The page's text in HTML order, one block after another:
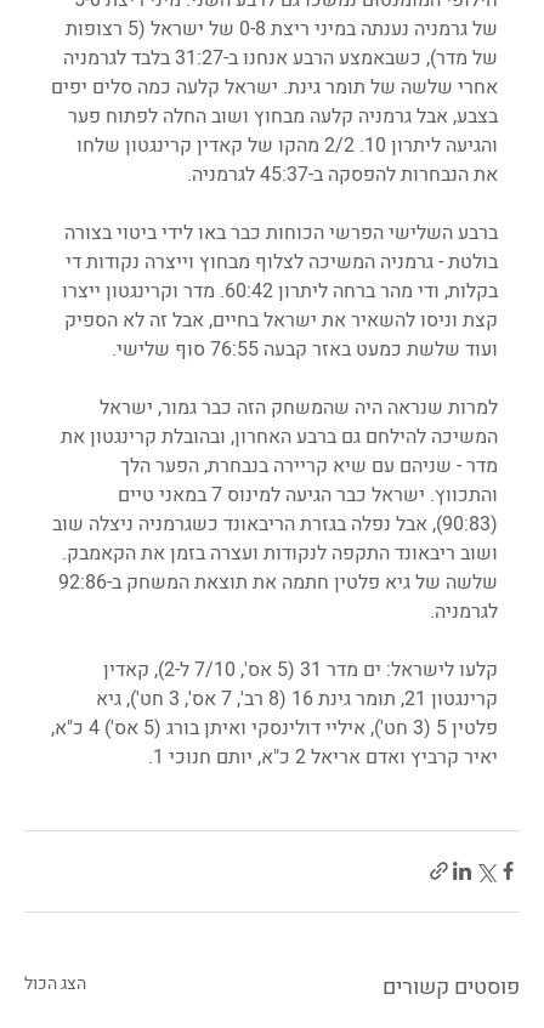
של גרמניה נענתה במיני ריצת 0-8 של ישראל (5 רצופות
של מדר), כשבאמצע הרבע אנחנו ב-31:27 בלבד לגרמניה
אחרי שלשה של תומר גינת. ישראל קלעה כמה סלים יפים
בצבע, אבל גרמניה קלעה מבחוץ ושוב החלה לפתוח פער
והגיעה ליתרון 10. 2/2 מהקו של קאדין קרינגטון שלחו
את הנבחרות להפסקה ב-45:37 לגרמניה.
ברבע השלישי הפרשי הכוחות כבר באו לידי ביטוי בצורה
בולטת - גרמניה המשיכה לצלוף מבחוץ וייצרה נקודות די
בקלות, ודי מהר ברחה ליתרון 60:42. מדר וקרינגטון ייצרו
קצת וניסו להשאיר את ישראל בחיים, אבל זה לא הספיק
ועוד שלשת כמעט באזר קבעה 76:55 סוף שלישי.
למרות שנראה היה שהמשחק הזה כבר גמור, ישראל
המשיכה להילחם גם ברבע האחרון, ובהובלת קרינגטון את
מדר - שניהם עם שיא קריירה בנבחרת, הפער הלך
והתכווץ. ישראל כבר הגיעה למינוס 7 במאני טיים
(90:83), אבל נפלה בגזרת הריבאונד כשגרמניה ניצלה שוב
ושוב ריבאונד התקפה לנקודות ועצרה בזמן את הקאמבק.
לגרמניה.
קלעו לישראל: ים מדר 31 (5 אס', 7/10 ל-2), קאדין
קרינגטון 21, תומר גינת 16 (8 רב', 7 אס', 3 חט'), גיא
פלטין 5 (3 חט'), איליי דולינסקי ואיתן בורג (5 אס') 4 כ"א,
יאיר קרביץ ואדם אריאל 2 כ"א, יותם חנוכי 1.
פוסטים קשורים הצג הכול